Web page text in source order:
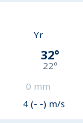
Yr
32°
22°
0 mm
4 (- -) m/s